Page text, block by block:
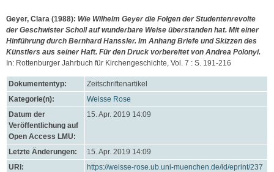
Geyer, Clara (1988): Wie Wilhelm Geyer die Folgen der Studentenrevolte
der Geschwister Scholl auf wunderbare Weise überstanden hat. Mit einer
Hinführung durch Bernhard Hanssler. Im Anhang Briefe und Skizzen des
Künstlers aus seiner Haft. Für den Druck vorbereitet von Andrea Polonyi.
In: Rottenburger Jahrbuch für Kirchengeschichte, Vol. 7 : S. 191-216
Dokumententyp:
Zeitschriftenartikel
Kategorie(n):
Weisse Rose
Datum der
Veröffentlichung auf
Open Access LMU:
15. Apr. 2019 14:09
Letzte Änderungen:
15. Apr. 2019 14:09
URI:
https://weisse-rose.ub.uni-muenchen.de/id/eprint/237